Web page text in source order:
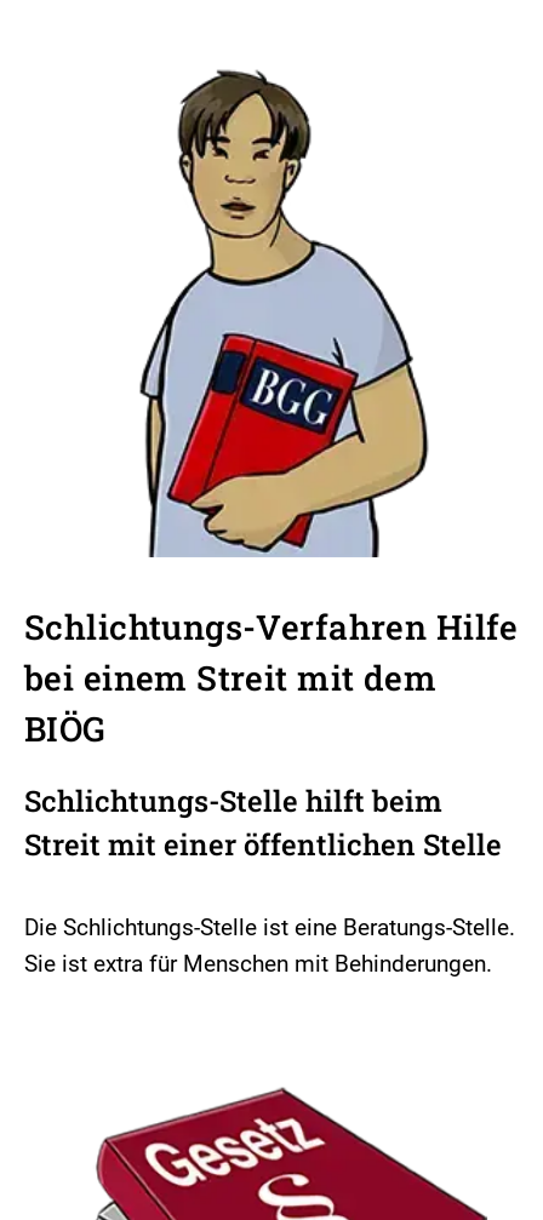
Schlichtungs-Verfahren Hilfe
bei einem Streit mit dem
BIÖG
Schlichtungs-Stelle hilft beim
Streit mit einer öffentlichen Stelle
Die Schlichtungs-Stelle ist eine Beratungs-Stelle.
Sie ist extra für Menschen mit Behinderungen.